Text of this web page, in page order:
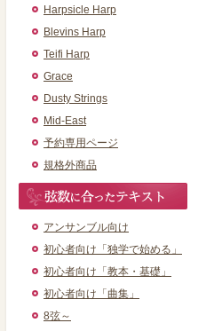
Harpsicle Harp
Blevins Harp
Teifi Harp
Grace
Dusty Strings
Mid-East
予約専用ページ
規格外商品
アンサンブル向け
初心者向け「独学で始める」
初心者向け「教本・基礎」
初心者向け「曲集」
8弦～